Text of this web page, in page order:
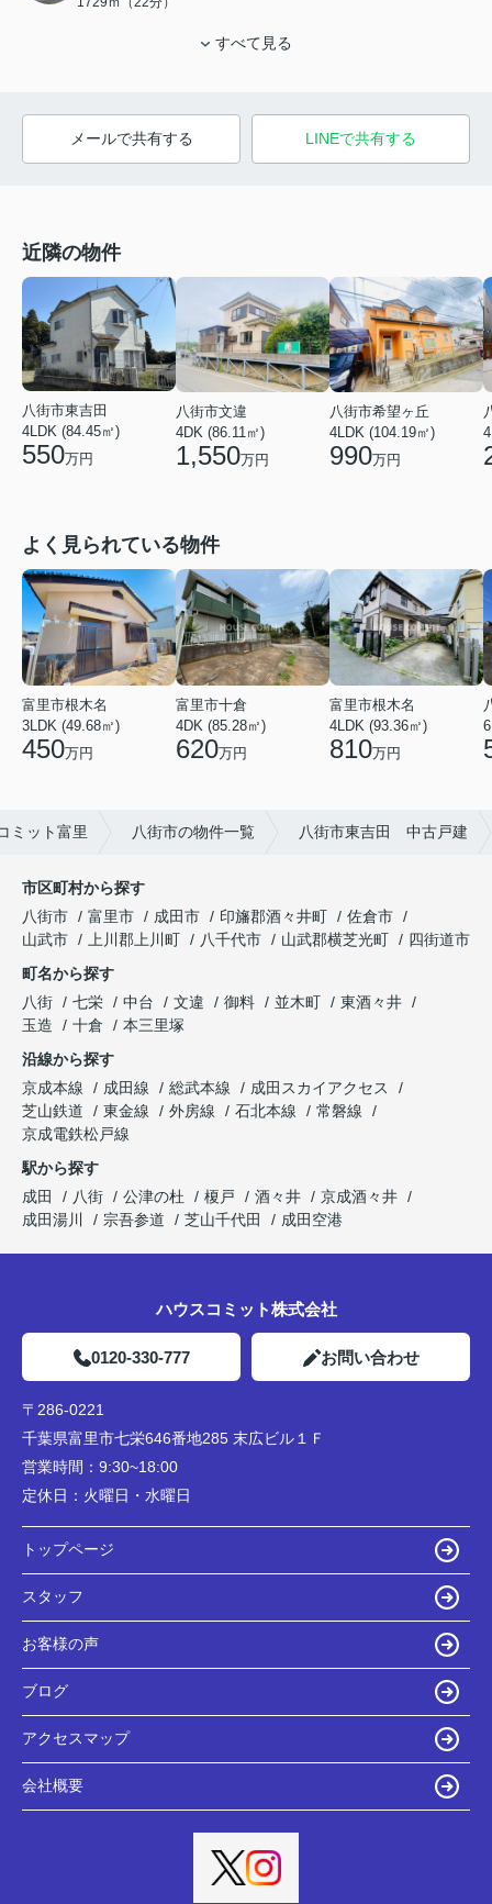
すべて見る
メールで共有する LINEで共有する
近隣の物件
八街市東吉田
4LDK (84.45㎡)
550万円
八街市文違
4DK (86.11㎡)
1,550万円
八街市希望ヶ丘
4LDK (104.19㎡)
990万円
よく見られている物件
富里市根木名
3LDK (49.68㎡)
450万円
富里市十倉
4DK (85.28㎡)
620万円
富里市根木名
4LDK (93.36㎡)
810万円
ミット富里 八街市の物件一覧 八街市東吉田 中古戸建
市区町村から探す
八街市
富里市 成田市 印旛郡酒々井町
佐倉市
山武市
上川郡上川町 八千代市 山武郡横芝光町
四街道市
町名から探す
八街
七栄 中台 文違 御料 並木町
東酒々井
玉造
十倉
本三里塚
沿線から探す
京成本線
成田線 総武本線
成田スカイアクセス
芝山鉄道
東金線 外房線 石北本線
常磐線
京成電鉄松戸線
駅から探す
成田
八街 公津の杜 榎戸 酒々井
京成酒々井
成田湯川
宗吾参道 芝山千代田 成田空港
ハウスコミット株式会社
0120-330-777 お問い合わせ
〒286-0221
千葉県富里市七栄646番地285 末広ビル１Ｆ
営業時間： 9:30~18:00
定休日： 火曜日・水曜日
トップページ
スタッフ
お客様の声
ブログ
アクセスマップ
会社概要